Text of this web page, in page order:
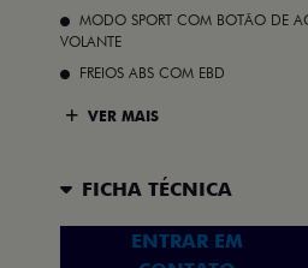
MODO SPORT COM BOTÃO DE
VOLANTE
FREIOS ABS COM EBD
VER MAIS
FICHA TÉCNICA
ENTRAR EM